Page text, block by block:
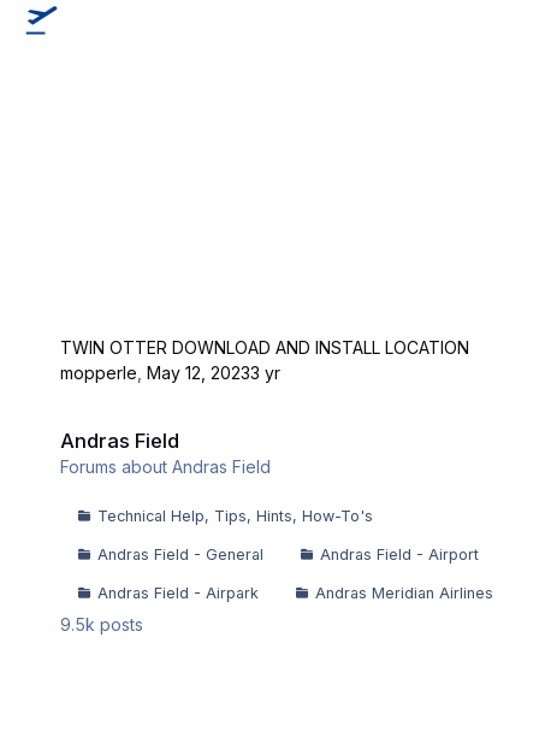
TWIN OTTER DOWNLOAD AND INSTALL LOCATION
mopperle ,May 12, 20233 yr
Andras Field
Forums about Andras Field
Technical Help, Tips, Hints, How-To's
Andras Field - General Andras Field - Airport
Andras Field - Airpark Andras Meridian Airlines
9.5k posts